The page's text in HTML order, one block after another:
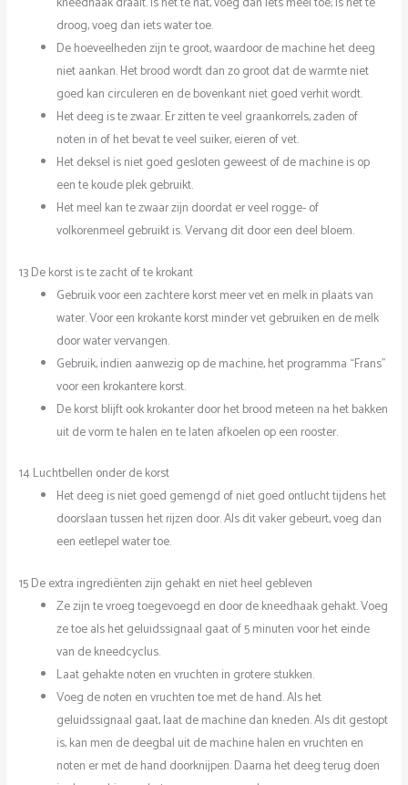
droog, voeg dan iets water toe.
De hoeveelheden zijn te groot, waardoor de machine het deeg
niet aankan. Het brood wordt dan zo groot dat de warmte niet
goed kan circuleren en de bovenkant niet goed verhit wordt.
Het deeg is te zwaar. Er zitten te veel graankorrels, zaden of
noten in of het bevat te veel suiker, eieren of vet.
Het deksel is niet goed gesloten geweest of de machine is op
een te koude plek gebruikt.
Het meel kan te zwaar zijn doordat er veel rogge- of
volkorenmeel gebruikt is. Vervang dit door een deel bloem.
13 De korst is te zacht of te krokant
Gebruik voor een zachtere korst meer vet en melk in plaats van
water. Voor een krokante korst minder vet gebruiken en de melk
door water vervangen.
Gebruik, indien aanwezig op de machine, het programma “Frans”
voor een krokantere korst.
De korst blijft ook krokanter door het brood meteen na het bakken
uit de vorm te halen en te laten afkoelen op een rooster.
14 Luchtbellen onder de korst
Het deeg is niet goed gemengd of niet goed ontlucht tijdens het
doorslaan tussen het rijzen door. Als dit vaker gebeurt, voeg dan
een eetlepel water toe.
15 De extra ingrediënten zijn gehakt en niet heel gebleven
Ze zijn te vroeg toegevoegd en door de kneedhaak gehakt. Voeg
ze toe als het geluidssignaal gaat of 5 minuten voor het einde
van de kneedcyclus.
Laat gehakte noten en vruchten in grotere stukken.
Voeg de noten en vruchten toe met de hand. Als het
geluidssignaal gaat, laat de machine dan kneden. Als dit gestopt
is, kan men de deegbal uit de machine halen en vruchten en
noten er met de hand doorknijpen. Daarna het deeg terug doen